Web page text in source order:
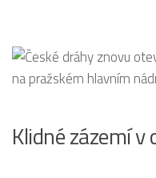
Klidné zázemí